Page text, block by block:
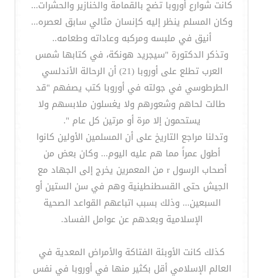
كانت شوارع أوروبا تضج بالقمامة والخنازير والحشرات...
وكان المسلم ينظر إليه كإنسان مثالي سابق لعصره...
أنيق في ملبسه ومركبه وعاداته وطعامه..
وتذكر الدكتورة "سيجريد هونكة، في كتابها شمس
العرب تطلع على أوروبا (21) أن الرحالة الأندلسي
الطرطوسي في جولته في أوروبا كتب يصفهم "قد
طالت لحاهم وشعورهم ولا يغسلون ملابسهم ولا
يستحمون إلا مرة أو مرتين كل عام ".
وتدلنا مراجع التاريخ على أن المسلمين الأولين كانوا
أطول عمراً مما هم عليه اليوم... وكان بعض من
أصحاب الرسول r من المعمرين يخرج إلى الجهاد مع
الجيش حتى القسطنطينية وهم في سن الستين أو
السبعين... وذلك بسبب اتباعهم القواعد الصحية
الإسلامية وبعدهم عن عوامل الفساد.
كذلك كانت الأوبئة الفتاكة والأمراض المعدية في
العالم الإسلامي أقل بكثير منها في أوروبا في نفس